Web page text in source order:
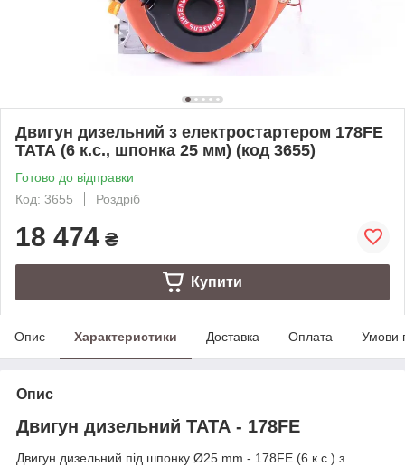
Двигун дизельний з електростартером 178FE
ТАТА (6 к.с., шпонка 25 мм) (код 3655)
Готово до відправки
Код: 3655
Роздріб
18 474 ₴
Купити
Опис Характеристики Доставка Оплата Умови
Опис
Двигун дизельний ТАТА - 178FЕ
Двигун дизельний під шпонку Ø25 mm - 178FE (6 к.с.) з